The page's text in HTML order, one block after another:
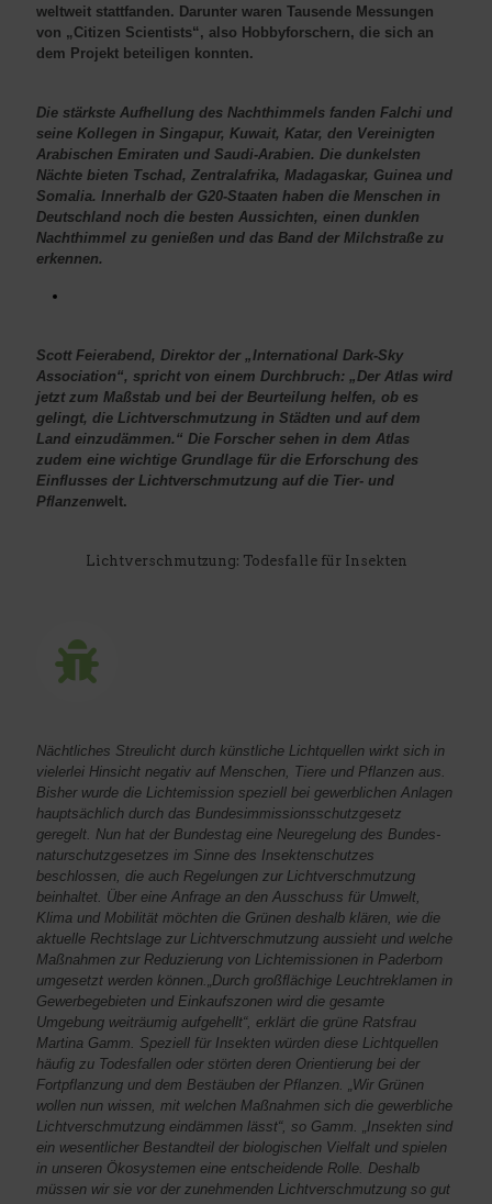
weltweit stattfanden. Darunter waren Tausende Messungen
von „Citizen Scientists“, also Hobbyforschern, die sich an
dem Projekt beteiligen konnten.
Die stärkste Aufhellung des Nachthimmels fanden Falchi und
seine Kollegen in Singapur, Kuwait, Katar, den Vereinigten
Arabischen Emiraten und Saudi-Arabien. Die dunkelsten
Nächte bieten Tschad, Zentralafrika, Madagaskar, Guinea und
Somalia. Innerhalb der G20-Staaten haben die Menschen in
Deutschland noch die besten Aussichten, einen dunklen
Nachthimmel zu genießen und das Band der Milchstraße zu
erkennen.
Scott Feierabend, Direktor der „International Dark-Sky
Association“, spricht von einem Durchbruch: „Der Atlas wird
jetzt zum Maßstab und bei der Beurteilung helfen, ob es
gelingt, die Lichtverschmutzung in Städten und auf dem
Land einzudämmen.“ Die Forscher sehen in dem Atlas
zudem eine wichtige Grundlage für die Erforschung des
Einflusses der Lichtverschmutzung auf die Tier- und
Pflanzenwelt.
Lichtverschmutzung: Todesfalle für Insekten
Nächtliches Streulicht durch künstliche Lichtquellen wirkt sich in
vielerlei Hinsicht negativ auf Menschen, Tiere und Pflanzen aus.
Bisher wurde die Lichtemission speziell bei gewerblichen Anlagen
hauptsächlich durch das Bundesimmissionsschutzgesetz
geregelt. Nun hat der Bundestag eine Neuregelung des Bundes­
naturschutzgesetzes im Sinne des Insektenschutzes
beschlossen, die auch Regelungen zur Lichtverschmutzung
beinhaltet. Über eine Anfrage an den Ausschuss für Umwelt,
Klima und Mobilität möchten die Grünen deshalb klären, wie die
aktuelle Rechtslage zur Lichtverschmutzung aussieht und welche
Maßnahmen zur Reduzierung von Lichtemissionen in Paderborn
umgesetzt werden können.„Durch großﬂächige Leuchtreklamen in
Gewerbegebieten und Einkaufszonen wird die gesamte
Umgebung weiträumig aufgehellt“, erklärt die grüne Ratsfrau
Martina Gamm. Speziell für Insekten würden diese Lichtquellen
häufig zu Todesfallen oder störten deren Orientierung bei der
Fortpflanzung und dem Bestäuben der Pflanzen. „Wir Grünen
wollen nun wissen, mit welchen Maßnahmen sich die gewerbliche
Lichtverschmutzung eindämmen lässt“, so Gamm. „Insekten sind
ein wesentlicher Bestandteil der biologischen Vielfalt und spielen
in unseren Ökosystemen eine entscheidende Rolle. Deshalb
müssen wir sie vor der zunehmenden Lichtverschmutzung so gut